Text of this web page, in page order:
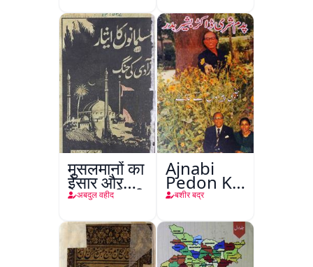
मुसलमानों का
ईसार और
अाज़ादी की
अबदुल वहीद
Ajnabi
Pedon Ke
Saye
बशीर बद्र